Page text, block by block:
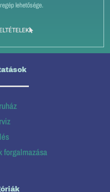
lehetősége.
forgalmazása